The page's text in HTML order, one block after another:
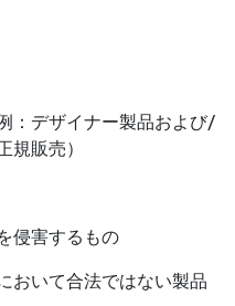
：デザイナー製品および/
規販売）
侵害するもの
おいて合法ではない製品